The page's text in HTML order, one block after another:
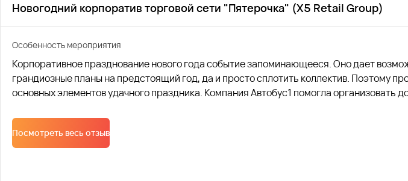
Новогодний корпоратив торговой сети "Пятерочка" (X5 Retail Group)
Особенность мероприятия
Корпоративное празднование нового года событие запоминающееся. Оно дает
грандиозные планы на предстоящий год, да и просто сплотить коллектив. Поэтому
основных элементов удачного праздника. Компания Автобус1 помогла организовать
Посмотреть весь отзыв